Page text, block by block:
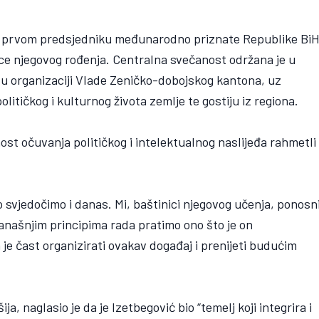
predsjedniku međunarodno priznate Republike
njegovog rođenja. Centralna svečanost održana je u
organizaciji Vlade Zeničko-dobojskog kantona, uz
i kulturnog života zemlje te gostiju iz regiona.
očuvanja političkog i intelektualnog naslijeđa rahmetli
i danas. Mi, baštinici njegovog učenja,
principima rada pratimo ono što je on
čast organizirati ovakav događaj i prenijeti budućim
naglasio je da je Izetbegović bio “temelj koji integrira i